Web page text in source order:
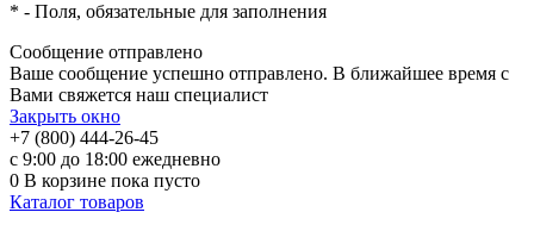
* - Поля, обязательные для заполнения
Сообщение отправлено
Ваше сообщение успешно отправлено. В ближайшее время с
Вами свяжется наш специалист
Закрыть окно
+7 (800) 444-26-45
с 9:00 до 18:00 ежедневно
0 В корзине пока пусто
Каталог товаров